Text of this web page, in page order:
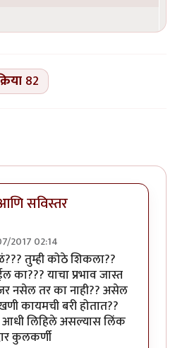
82
सविस्तर
2017 02:14
तुम्ही कोठे शिकला??
याचा प्रभाव जास्त
नसेल तर का नाही‍?? असेल
कायमची बरी होतात??
आधी लिहिले असल्यास लिंक
कुलकर्णी